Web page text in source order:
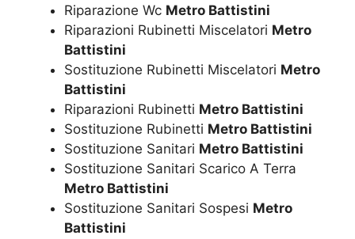
Riparazione Wc Metro Battistini
Riparazioni Rubinetti Miscelatori Metro
Battistini
Sostituzione Rubinetti Miscelatori Metro
Battistini
Riparazioni Rubinetti Metro Battistini
Sostituzione Rubinetti Metro Battistini
Sostituzione Sanitari Metro Battistini
Sostituzione Sanitari Scarico A Terra
Metro Battistini
Sostituzione Sanitari Sospesi Metro
Battistini